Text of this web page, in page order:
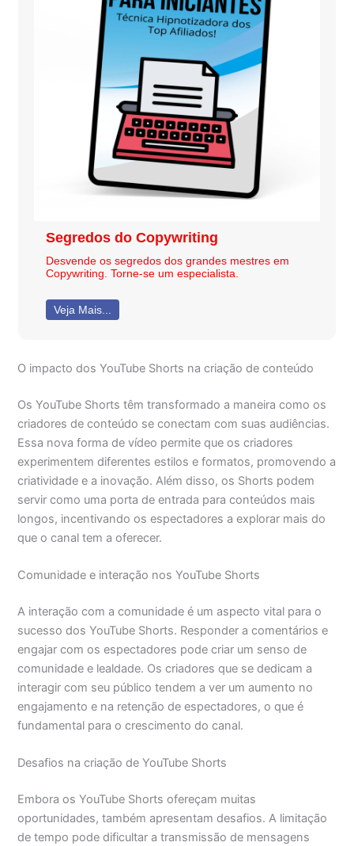
Segredos do Copywriting
Desvende os segredos dos grandes mestres em
Copywriting. Torne-se um especialista.
Veja Mais...
O impacto dos YouTube Shorts na criação de conteúdo
Os YouTube Shorts têm transformado a maneira como os
criadores de conteúdo se conectam com suas audiências.
Essa nova forma de vídeo permite que os criadores
experimentem diferentes estilos e formatos, promovendo a
criatividade e a inovação. Além disso, os Shorts podem
servir como uma porta de entrada para conteúdos mais
longos, incentivando os espectadores a explorar mais do
que o canal tem a oferecer.
Comunidade e interação nos YouTube Shorts
A interação com a comunidade é um aspecto vital para o
sucesso dos YouTube Shorts. Responder a comentários e
engajar com os espectadores pode criar um senso de
comunidade e lealdade. Os criadores que se dedicam a
interagir com seu público tendem a ver um aumento no
engajamento e na retenção de espectadores, o que é
fundamental para o crescimento do canal.
Desafios na criação de YouTube Shorts
Embora os YouTube Shorts ofereçam muitas
oportunidades, também apresentam desafios. A limitação
de tempo pode dificultar a transmissão de mensagens